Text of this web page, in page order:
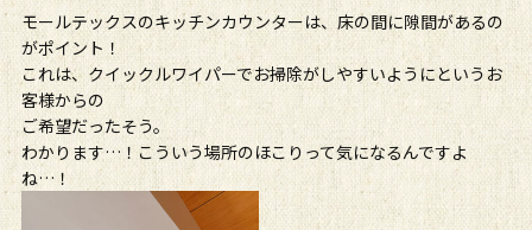
モールテックスのキッチンカウンターは、床の間に隙間があるの
がポイント！
これは、クイックルワイパーでお掃除がしやすいようにというお
客様からの
ご希望だったそう。
わかります…！こういう場所のほこりって気になるんですよ
ね…！